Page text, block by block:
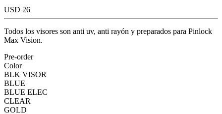
USD 26
Todos los visores son anti uv, anti rayón y preparados para Pinlock
Max Vision.
Pre-order
Color
BLK VISOR
BLUE
BLUE ELEC
CLEAR
GOLD